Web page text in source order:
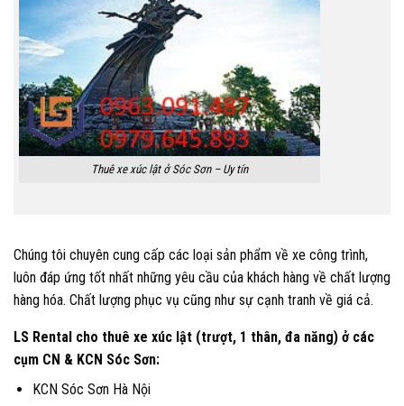
Thuê xe xúc lật ở Sóc Sơn – Uy tín
Chúng tôi chuyên cung cấp các loại sản phẩm về xe công trình,
luôn đáp ứng tốt nhất những yêu cầu của khách hàng về chất lượng
hàng hóa. Chất lượng phục vụ cũng như sự cạnh tranh về giá cả.
LS Rental cho thuê xe xúc lật (trượt, 1 thân, đa năng) ở các
cụm CN & KCN Sóc Sơn:
KCN Sóc Sơn Hà Nội